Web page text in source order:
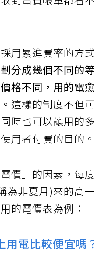
用累進費率的方
分成幾個不同的
格不同，用的電
這樣的制度不但
時也可以讓用的
用者付費的目的。
價」的因素，每
為非夏月)來的高
的電價表為例：
用電比較便宜嗎